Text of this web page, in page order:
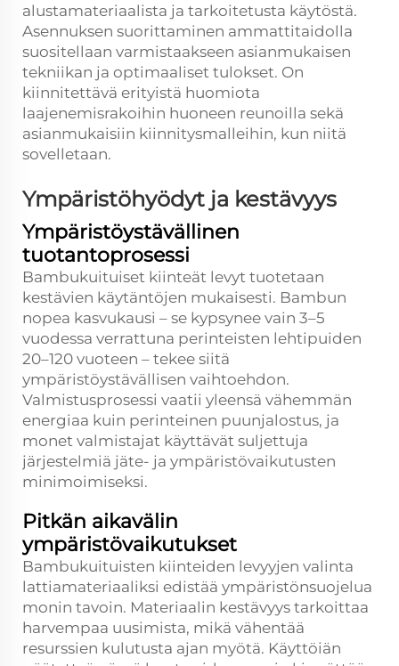
alustamateriaalista ja tarkoitetusta käytöstä.
Asennuksen suorittaminen ammattitaidolla
suositellaan varmistaakseen asianmukaisen
tekniikan ja optimaaliset tulokset. On
kiinnitettävä erityistä huomiota
laajenemisrakoihin huoneen reunoilla sekä
asianmukaisiin kiinnitysmalleihin, kun niitä
sovelletaan.
Ympäristöhyödyt ja kestävyys
Ympäristöystävällinen
tuotantoprosessi
Bambukuituiset kiinteät levyt tuotetaan
kestävien käytäntöjen mukaisesti. Bambun
nopea kasvukausi – se kypsynee vain 3–5
vuodessa verrattuna perinteisten lehtipuiden
20–120 vuoteen – tekee siitä
ympäristöystävällisen vaihtoehdon.
Valmistusprosessi vaatii yleensä vähemmän
energiaa kuin perinteinen puunjalostus, ja
monet valmistajat käyttävät suljettuja
järjestelmiä jäte- ja ympäristövaikutusten
minimoimiseksi.
Pitkän aikavälin
ympäristövaikutukset
Bambukuituisten kiinteiden levyyjen valinta
lattiamateriaaliksi edistää ympäristönsuojelua
monin tavoin. Materiaalin kestävyys tarkoittaa
harvempaa uusimista, mikä vähentää
resurssien kulutusta ajan myötä. Käyttöiän